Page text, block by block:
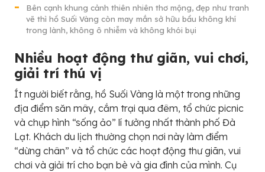
Bên cạnh khung cảnh thiên nhiên thơ mộng, đẹp như tranh
vẽ thì hồ Suối Vàng còn may mắn sở hữu bầu không khí
trong lành, không ô nhiễm và không khói bụi
Nhiều hoạt động thư giãn, vui chơi,
giải trí thú vị
Ít người biết rằng, hồ Suối Vàng là một trong những
địa điểm săn mây, cắm trại qua đêm, tổ chức picnic
và chụp hình “sống ảo” lí tưởng nhất thành phố Đà
Lạt. Khách du lịch thường chọn nơi này làm điểm
“dừng chân” và tổ chức các hoạt động thư giãn, vui
chơi và giải trí cho bạn bè và gia đình của mình. Cụ